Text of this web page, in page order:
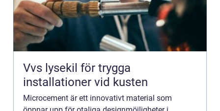
Vvs lysekil för trygga
installationer vid kusten
Microcement är ett innovativt material som